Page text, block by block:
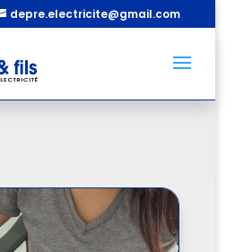
depre.electricite@gmail.com